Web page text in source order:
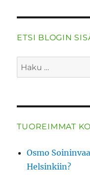
ETSI BLOGIN
Etsi:
TUOREIMMAT
Osmo
Helsinkiin?